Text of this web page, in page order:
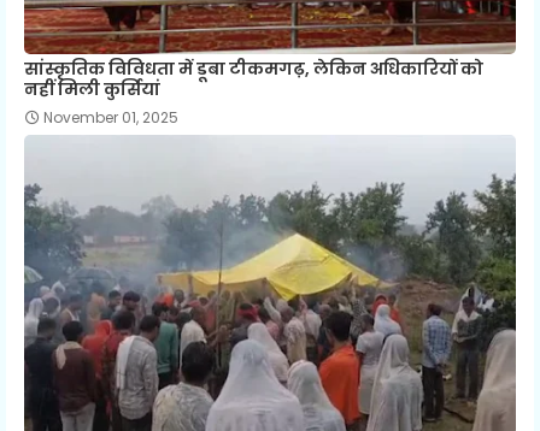
सांस्कृतिक विविधता में डूबा टीकमगढ़, लेकिन अधिकारियों को
नहीं मिली कुर्सियां
November 01, 2025